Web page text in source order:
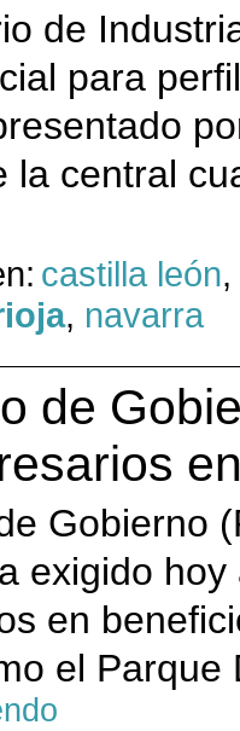
de
para
la central
castilla león,
, navarra
de
Gobierno
exigido
en
el